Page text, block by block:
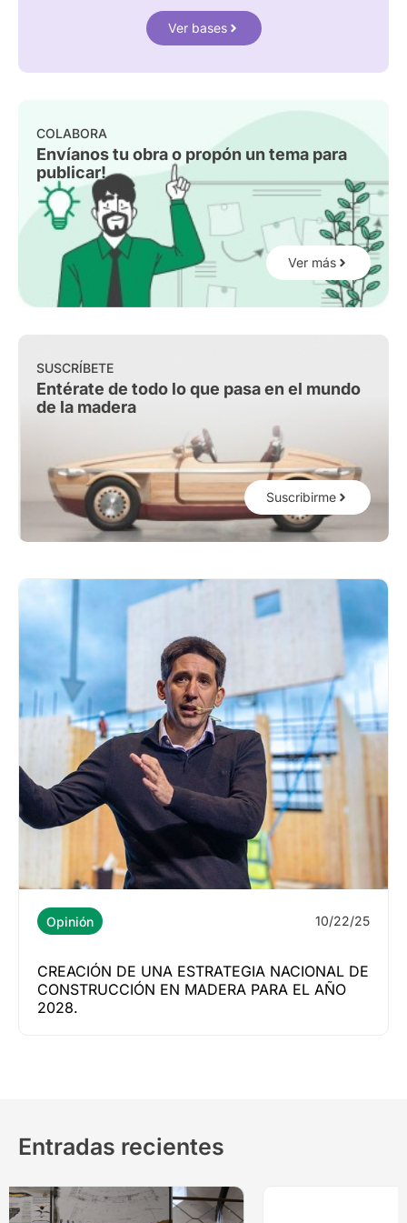
Ver bases
COLABORA
Envíanos tu obra o propón un tema para
publicar!
Ver más
SUSCRÍBETE
Entérate de todo lo que pasa en el mundo
de la madera
Suscribirme
Opinión 10/22/25
CREACIÓN DE UNA ESTRATEGIA NACIONAL DE
CONSTRUCCIÓN EN MADERA PARA EL AÑO
2028.
Entradas recientes